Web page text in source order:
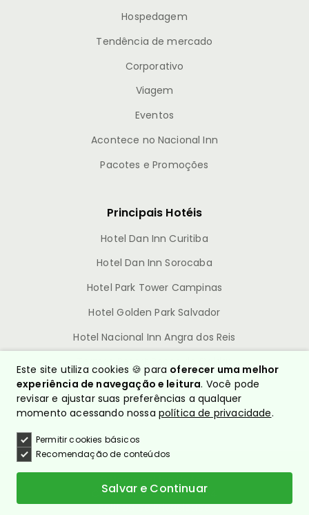
Hospedagem
Tendência de mercado
Corporativo
Viagem
Eventos
Acontece no Nacional Inn
Pacotes e Promoções
Principais Hotéis
Hotel Dan Inn Curitiba
Hotel Dan Inn Sorocaba
Hotel Park Tower Campinas
Hotel Golden Park Salvador
Hotel Nacional Inn Angra dos Reis
Termas Resort Poços de Caldas
Hotel Nacional Inn Campos do Jordão
CNPJ: 10.628.960/0001-54
Política de Privacidade
Este site utiliza cookies 🍪 para oferecer uma melhor
experiência de navegação e leitura. Você pode
revisar e ajustar suas preferências a qualquer
momento acessando nossa política de privacidade.
Permitir cookies básicos
Recomendação de conteúdos
Salvar e Continuar